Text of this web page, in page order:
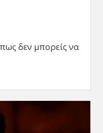
δεν μπορείς να